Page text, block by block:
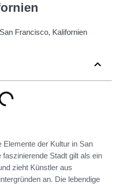
der Kultur in San
faszinierende Stadt gilt als ein
zieht Künstler aus
an. Die lebendige